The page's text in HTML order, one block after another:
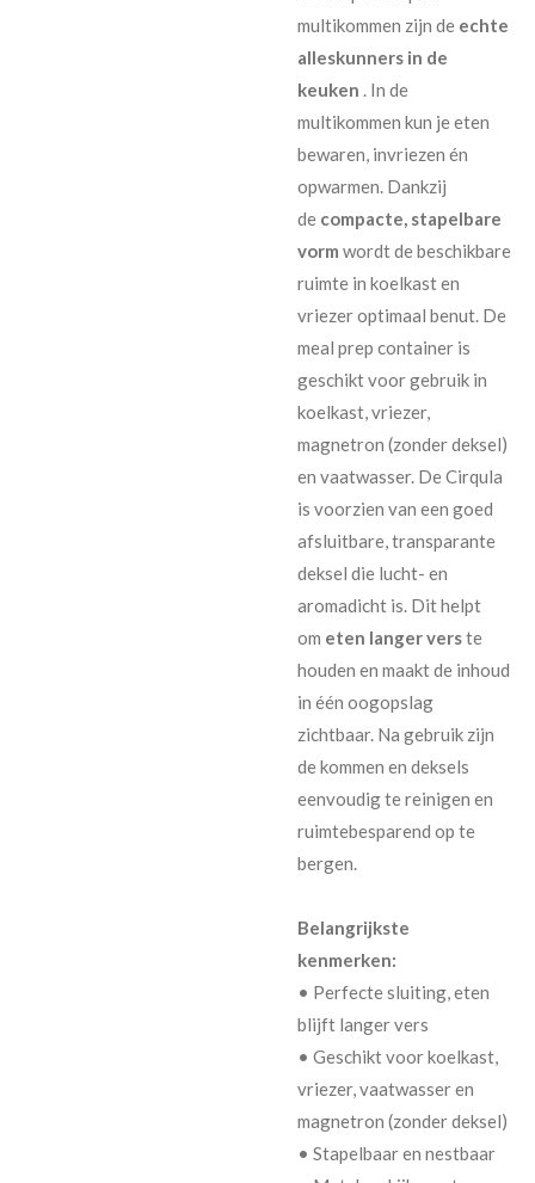
multikommen zijn de echte
alleskunners in de
keuken . In de
multikommen kun je eten
bewaren, invriezen én
opwarmen. Dankzij
de compacte, stapelbare
vorm wordt de beschikbare
ruimte in koelkast en
vriezer optimaal benut. De
meal prep container is
geschikt voor gebruik in
koelkast, vriezer,
magnetron (zonder deksel)
en vaatwasser. De Cirqula
is voorzien van een goed
afsluitbare, transparante
deksel die lucht- en
aromadicht is. Dit helpt
om eten langer verste
houden en maakt de inhoud
in één oogopslag
zichtbaar. Na gebruik zijn
de kommen en deksels
eenvoudig te reinigen en
ruimtebesparend op te
bergen.
Belangrijkste
kenmerken:
• Perfecte sluiting, eten
blijft langer vers
• Geschikt voor koelkast,
vriezer, vaatwasser en
magnetron (zonder deksel)
• Stapelbaar en nestbaar